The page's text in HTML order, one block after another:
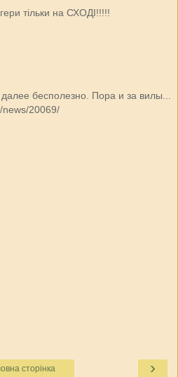
тільки на СХОДІ!!!!!
бесполезно. Пора и за вилы...
news/20069/
›
сторінка